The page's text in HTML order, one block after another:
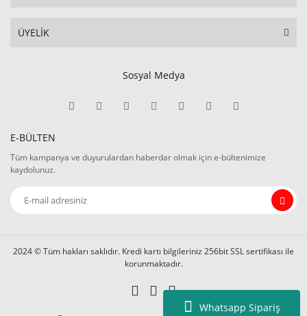
Whatsapp Sipariş
ÜYELİK
Sosyal Medya
E-BÜLTEN
Tüm kampanya ve duyurulardan haberdar olmak için e-bültenimize
kaydolunuz.
2024 © Tüm hakları saklıdır. Kredi kartı bilgileriniz 256bit SSL sertifikası ile
korunmaktadır.